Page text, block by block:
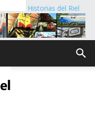
Historias del Riel